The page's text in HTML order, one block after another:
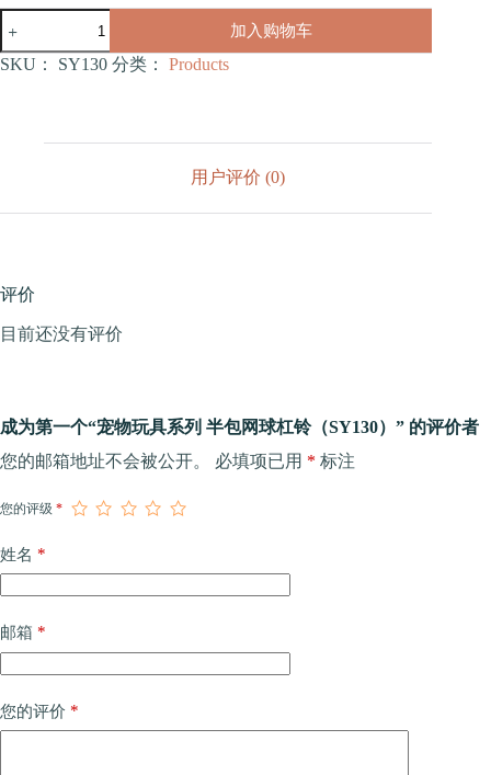
物
玩
数
加入购物车
SKU： SY130 分类： Products
用户评价 (0)
评价
目前还没有评价
成为第一个“宠物玩具系列 半包网球杠铃（SY130）” 的评价者
您的邮箱地址不会被公开。
必填项已用 * 标注
您的评级 *
姓名 *
邮箱 *
您的评价 *